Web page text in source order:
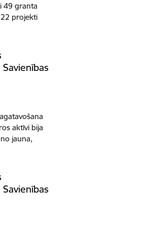
49 granta
projekti
aktīvi bija
jauna,